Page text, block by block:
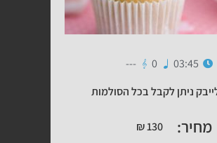
03:45
0
---
ניתן לקבל בכל הסולמות
מחיר: ₪130